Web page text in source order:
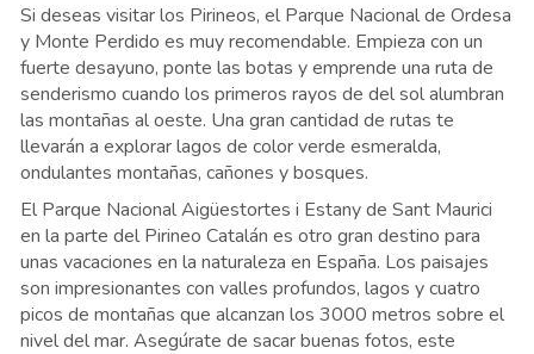
Si deseas visitar los Pirineos, el Parque Nacional de Ordesa
y Monte Perdido es muy recomendable. Empieza con un
fuerte desayuno, ponte las botas y emprende una ruta de
senderismo cuando los primeros rayos de del sol alumbran
las montañas al oeste. Una gran cantidad de rutas te
llevarán a explorar lagos de color verde esmeralda,
ondulantes montañas, cañones y bosques.
El Parque Nacional Aigüestortes i Estany de Sant Maurici
en la parte del Pirineo Catalán es otro gran destino para
unas vacaciones en la naturaleza en España. Los paisajes
son impresionantes con valles profundos, lagos y cuatro
picos de montañas que alcanzan los 3000 metros sobre el
nivel del mar. Asegúrate de sacar buenas fotos, este